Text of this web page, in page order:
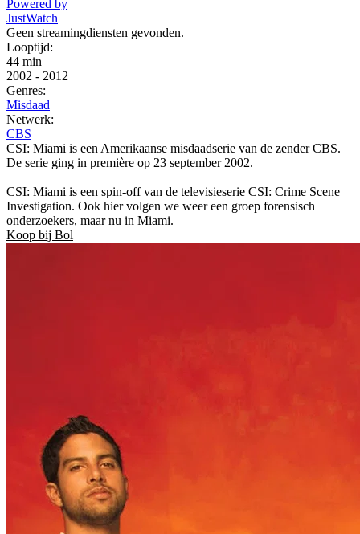
Powered by
JustWatch
Geen streamingdiensten gevonden.
Looptijd:
44 min
2002 - 2012
Genres:
Misdaad
Netwerk:
CBS
CSI: Miami is een Amerikaanse misdaadserie van de zender CBS.
De serie ging in première op 23 september 2002.
CSI: Miami is een spin-off van de televisieserie CSI: Crime Scene
Investigation. Ook hier volgen we weer een groep forensisch
onderzoekers, maar nu in Miami.
Koop bij Bol